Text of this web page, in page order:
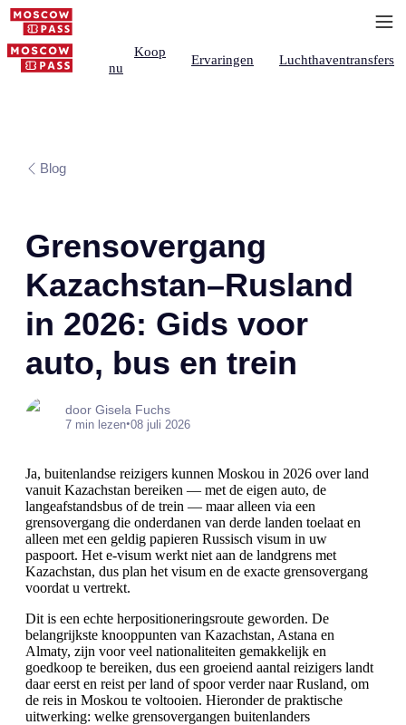
Koop
nu
Ervaringen Luchthaventransfers
Blog
Grensovergang
Kazachstan–Rusland
in 2026: Gids voor
auto, bus en trein
door Gisela Fuchs
7 min lezen•08 juli 2026
Ja, buitenlandse reizigers kunnen Moskou in 2026 over land
vanuit Kazachstan bereiken — met de eigen auto, de
langeafstandsbus of de trein — maar alleen via een
grensovergang die onderdanen van derde landen toelaat en
alleen met een geldig papieren Russisch visum in uw
paspoort. Het e-visum werkt niet aan de landgrens met
Kazachstan, dus plan het visum en de exacte grensovergang
voordat u vertrekt.
Dit is een echte herpositioneringsroute geworden. De
belangrijkste knooppunten van Kazachstan, Astana en
Almaty, zijn voor veel nationaliteiten gemakkelijk en
goedkoop te bereiken, dus een groeiend aantal reizigers landt
daar eerst en reist per land of spoor verder naar Rusland, om
de reis in Moskou te voltooien. Hieronder de praktische
uitwerking: welke grensovergangen buitenlanders